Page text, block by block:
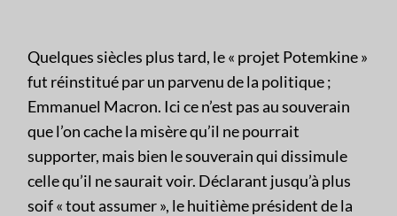
Quelques siècles plus tard, le « projet Potemkine »
fut réinstitué par un parvenu de la politique ;
Emmanuel Macron. Ici ce n’est pas au souverain
que l’on cache la misère qu’il ne pourrait
supporter, mais bien le souverain qui dissimule
celle qu’il ne saurait voir. Déclarant jusqu’à plus
soif « tout assumer », le huitième président de la